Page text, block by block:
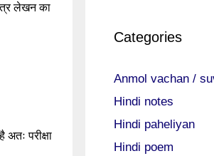
लेखन का
परीक्षा
Categories
Anmol vachan /
Hindi notes
Hindi paheliyan
Hindi poem